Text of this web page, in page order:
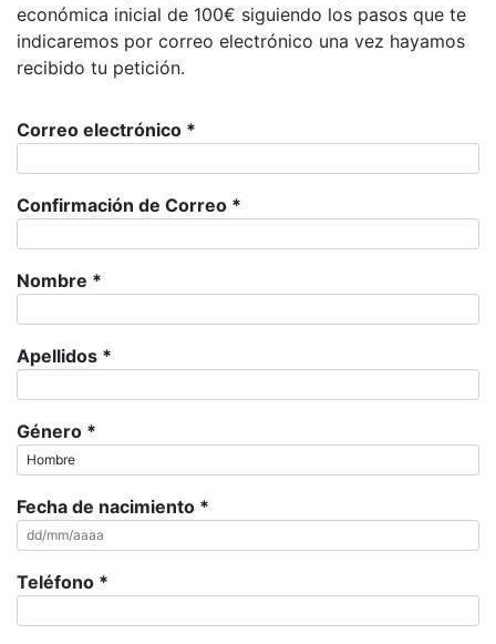
económica inicial de 100€ siguiendo los pasos que te
indicaremos por correo electrónico una vez hayamos
recibido tu petición.
Correo electrónico *
Confirmación de Correo *
Nombre *
Apellidos *
Género *
Fecha de nacimiento *
Teléfono *